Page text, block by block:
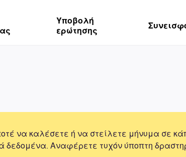
Υποβολή
ερώτησης
να καλέσετε ή να στείλετε μήνυμα σε
δεδομένα. Αναφέρετε τυχόν ύποπτη